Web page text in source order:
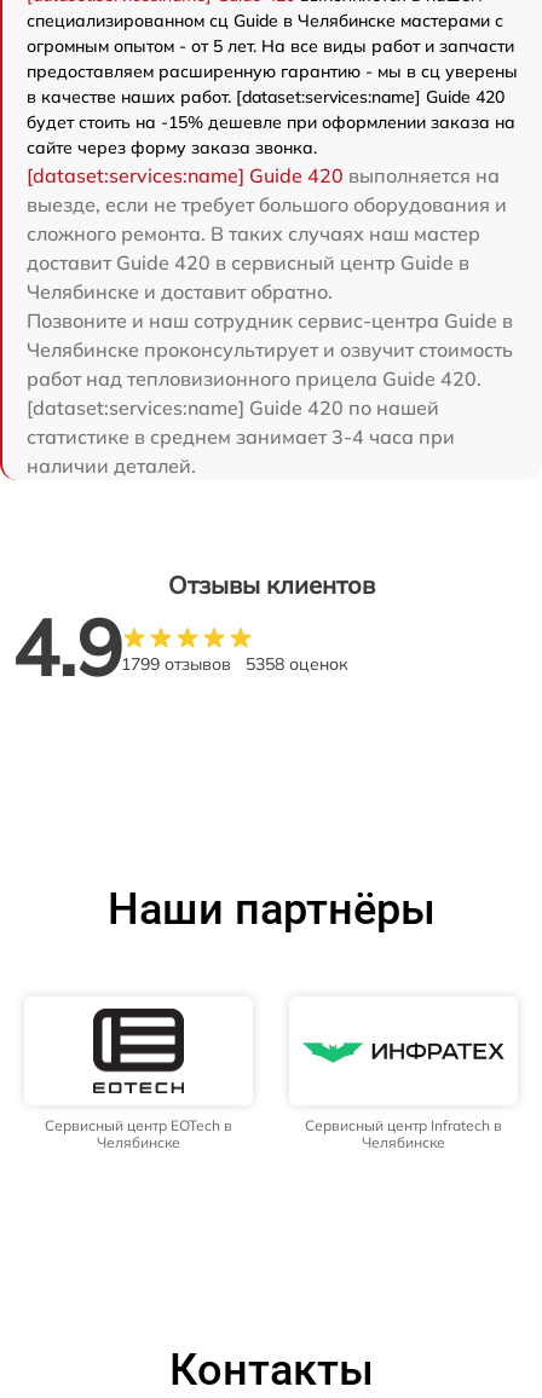
специализированном сц Guide в Челябинске мастерами с
огромным опытом - от 5 лет. На все виды работ и запчасти
предоставляем расширенную гарантию - мы в сц уверены
в качестве наших работ. [dataset:services:name] Guide 420
будет стоить на -15% дешевле при оформлении заказа на
сайте через форму заказа звонка.
[dataset:services:name] Guide 420 выполняется на
выезде, если не требует большого оборудования и
сложного ремонта. В таких случаях наш мастер
доставит Guide 420 в сервисный центр Guide в
Челябинске и доставит обратно.
Позвоните и наш сотрудник сервис-центра Guide в
Челябинске проконсультирует и озвучит стоимость
работ над тепловизионного прицела Guide 420.
[dataset:services:name] Guide 420 по нашей
статистике в среднем занимает 3-4 часа при
наличии деталей.
Отзывы клиентов
4.91799 отзывов 5358 оценок
Наши партнёры
Сервисный центр EOTech в
Челябинске
Сервисный центр Infratech в
Челябинске
Контакты